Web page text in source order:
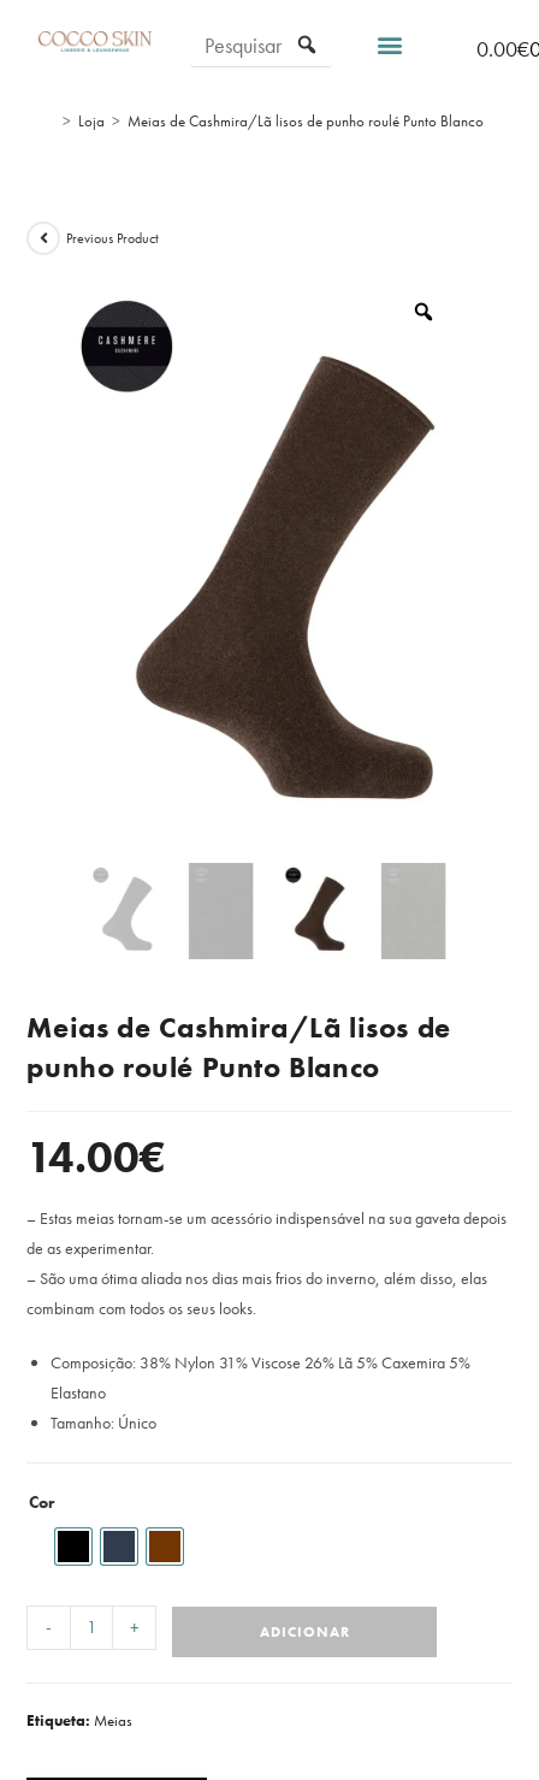
0.00€
> Loja > Meias de Cashmira/Lã lisos de punho roulé Punto Blanco
Previous Product
Meias de Cashmira/Lã lisos de
punho roulé Punto Blanco
14.00€
– Estas meias tornam-se um acessório indispensável na sua gaveta depois
de as experimentar.
– São uma ótima aliada nos dias mais frios do inverno, além disso, elas
combinam com todos os seus looks.
Composição: 38% Nylon 31% Viscose 26% Lã 5% Caxemira 5%
Elastano
Tamanho: Único
Cor
- + ADICIONAR
Etiqueta:Meias